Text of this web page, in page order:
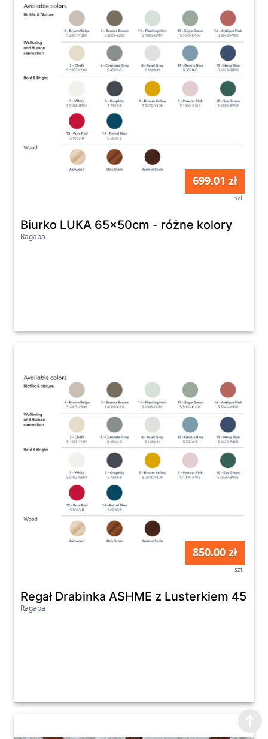
699.01 zł
szt
Biurko LUKA 65x50cm - różne kolory
Ragaba
850.00 zł
szt
Regał Drabinka ASHME z Lusterkiem
Ragaba